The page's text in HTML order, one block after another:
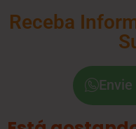
Receba
Envie